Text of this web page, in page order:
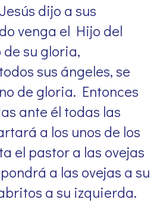
dijo a sus
venga el Hijo del
su gloria,
sus ángeles, se
de gloria. Entonces
ante él todas las
a los unos de los
el pastor a las ovejas
a las ovejas a su
a su izquierda.